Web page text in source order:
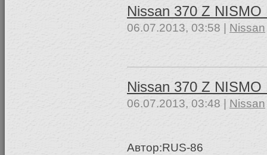
Nissan 370 Z NISMO
06.07.2013, 03:58 | Nissan
Nissan 370 Z NISMO
06.07.2013, 03:48 | Nissan
Aвтор:RUS-86